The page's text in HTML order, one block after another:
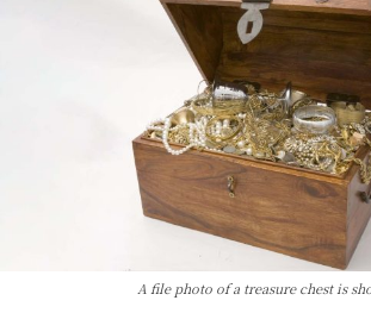
A file photo of a treasure chest is